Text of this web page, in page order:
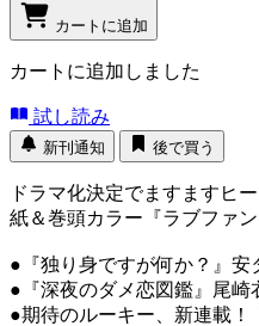
カートに追加
カートに追加しました
試し読み
新刊通知 後で買う
ドラマ化決定でますますヒ
紙＆巻頭カラー『ラブファ
●『独り身ですが何か？』
●『深夜のダメ恋図鑑』尾
●期待のルーキー、新連載！